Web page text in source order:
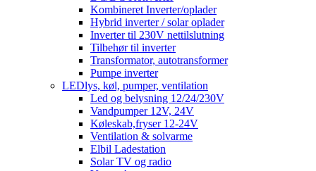
Kombineret Inverter/oplader
Hybrid inverter / solar oplader
Inverter til 230V nettilslutning
Tilbehør til inverter
Transformator, autotransformer
Pumpe inverter
LEDlys, køl, pumper, ventilation
Led og belysning 12/24/230V
Vandpumper 12V, 24V
Køleskab,fryser 12-24V
Ventilation & solvarme
Elbil Ladestation
Solar TV og radio